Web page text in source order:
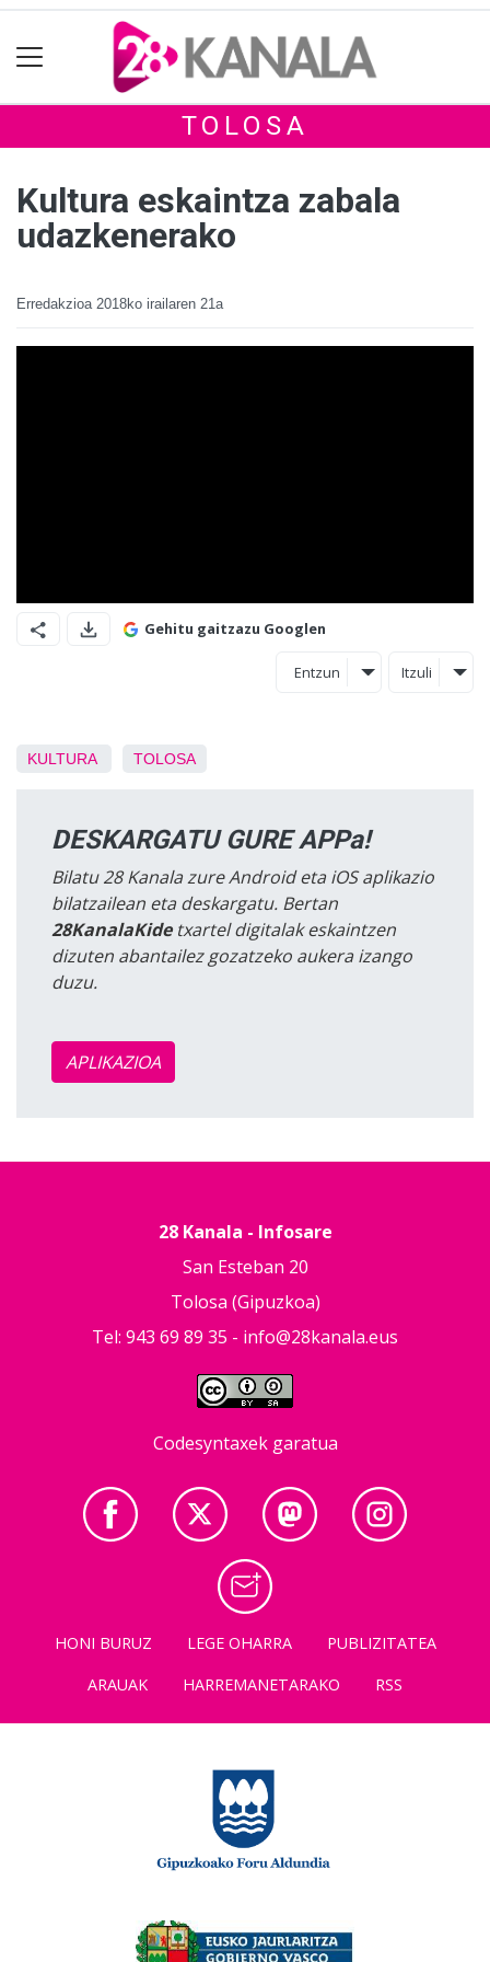
TOLOSA
Kultura eskaintza zabala
udazkenerako
Erredakzioa 2018ko irailaren 21a
Gehitu gaitzazu Googlen
Entzun Itzuli
KULTURA TOLOSA
DESKARGATU GURE APPa!
Bilatu 28 Kanala zure Android eta iOS aplikazio
bilatzailean eta deskargatu. Bertan
28KanalaKidetxartel digitalak eskaintzen
dizuten abantailez gozatzeko aukera izango
duzu.
APLIKAZIOA
28 Kanala - Infosare
San Esteban 20
Tolosa (Gipuzkoa)
Tel: 943 69 89 35 - info@28kanala.eus
Codesyntaxek garatua
HONI BURUZ LEGE OHARRA
PUBLIZITATEA
ARAUAK
HARREMANETARAKO RSS